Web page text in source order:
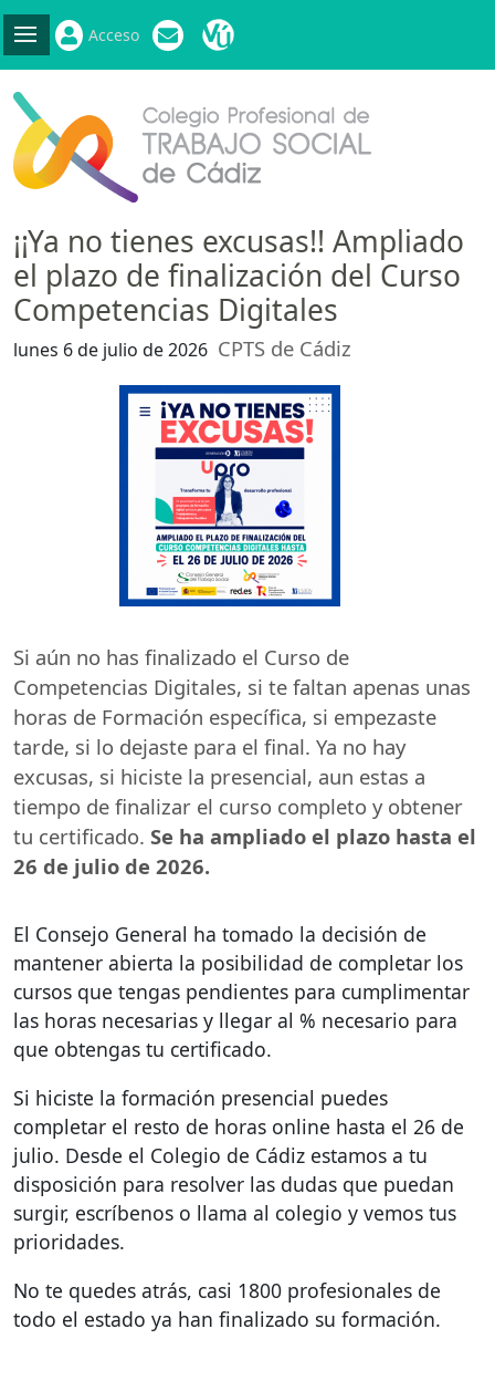
Acceso
¡¡Ya no tienes excusas!! Ampliado
el plazo de finalización del Curso
Competencias Digitales
lunes 6 de julio de 2026 CPTS de Cádiz
Si aún no has finalizado el Curso de
Competencias Digitales, si te faltan apenas unas
horas de Formación específica, si empezaste
tarde, si lo dejaste para el final. Ya no hay
excusas, si hiciste la presencial, aun estas a
tiempo de finalizar el curso completo y obtener
tu certificado. Se ha ampliado el plazo hasta el
26 de julio de 2026.
El Consejo General ha tomado la decisión de
mantener abierta la posibilidad de completar los
cursos que tengas pendientes para cumplimentar
las horas necesarias y llegar al % necesario para
que obtengas tu certificado.
Si hiciste la formación presencial puedes
completar el resto de horas online hasta el 26 de
julio. Desde el Colegio de Cádiz estamos a tu
disposición para resolver las dudas que puedan
surgir, escríbenos o llama al colegio y vemos tus
prioridades.
No te quedes atrás, casi 1800 profesionales de
todo el estado ya han finalizado su formación.